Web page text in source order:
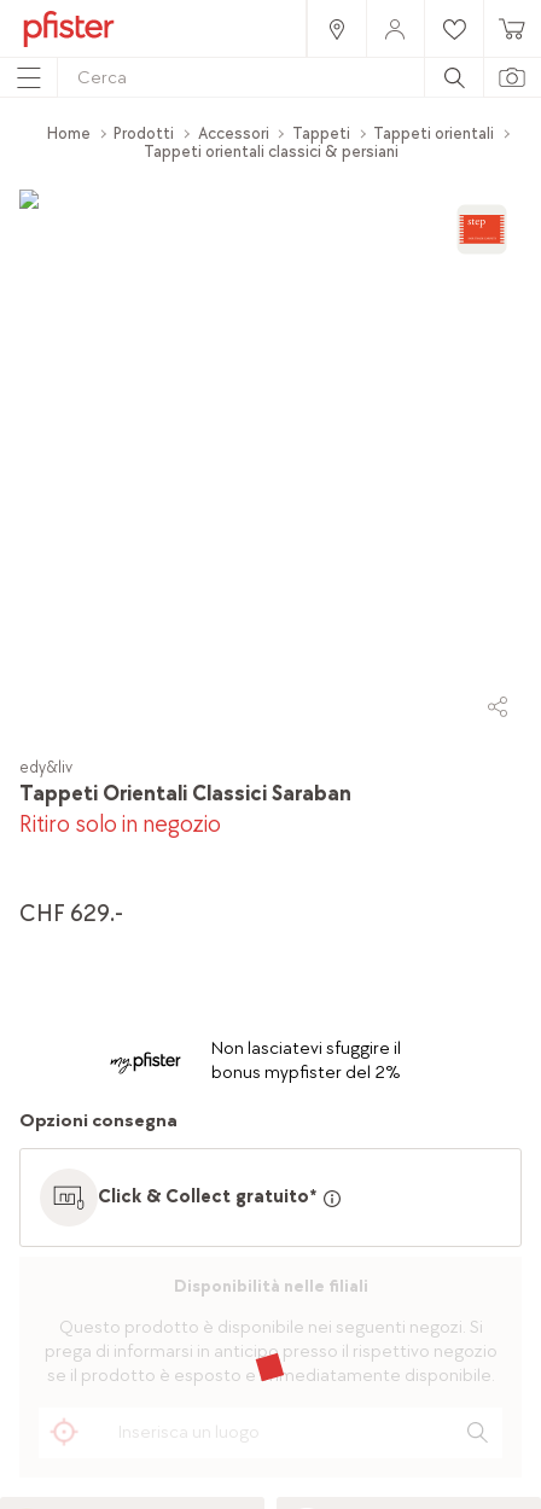
Home Prodotti Accessori Tappeti
Tappeti orientali
Tappeti orientali classici & persiani
Tappeti Orientali Classici Saraban
edy&liv
Ritiro solo in negozio
CHF 629.-
Non lasciatevi sfuggire il
bonus mypfister del 2%
Opzioni consegna
Click & Collect gratuito*
Disponibilità nelle filiali
Questo prodotto è disponibile nei seguenti negozi. Si
prega di informarsi in anticipo presso il rispettivo negozio
se il prodotto è esposto e immediatamente disponibile.